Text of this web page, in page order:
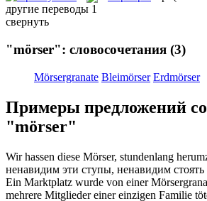
другие переводы 1
свернуть
"mörser": словосочетания (3)
Mörsergranate Bleimörser Erdmörser
Примеры предложений
"mörser"
Wir hassen diese Mörser, stundenlang
ненавидим эти ступы, ненавидим
Ein Marktplatz wurde von einer
mehrere Mitglieder einer einzigen Familie